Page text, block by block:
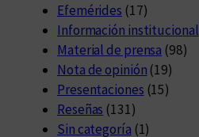
Efemérides (17)
Información institucional
Material de prensa (98)
Nota de opinión (19)
Presentaciones (15)
Reseñas (131)
Sin categoría (1)